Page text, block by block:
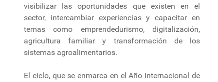
visibilizar las oportunidades que existen en el
sector, intercambiar experiencias y capacitar en
temas como emprendedurismo, digitalización,
agricultura familiar y transformación de los
sistemas agroalimentarios.
El ciclo, que se enmarca en el Año Internacional de